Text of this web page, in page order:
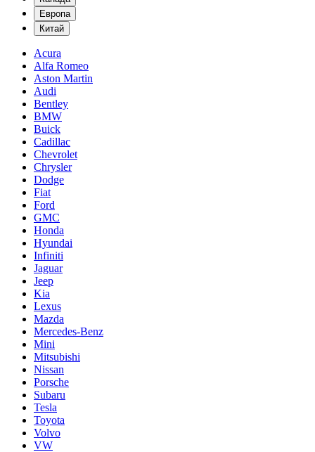
Европа
Китай
Acura
Alfa Romeo
Aston Martin
Audi
Bentley
BMW
Buick
Cadillac
Chevrolet
Chrysler
Dodge
Fiat
Ford
GMC
Honda
Hyundai
Infiniti
Jaguar
Jeep
Kia
Lexus
Mazda
Mercedes-Benz
Mini
Mitsubishi
Nissan
Porsche
Subaru
Tesla
Toyota
Volvo
VW